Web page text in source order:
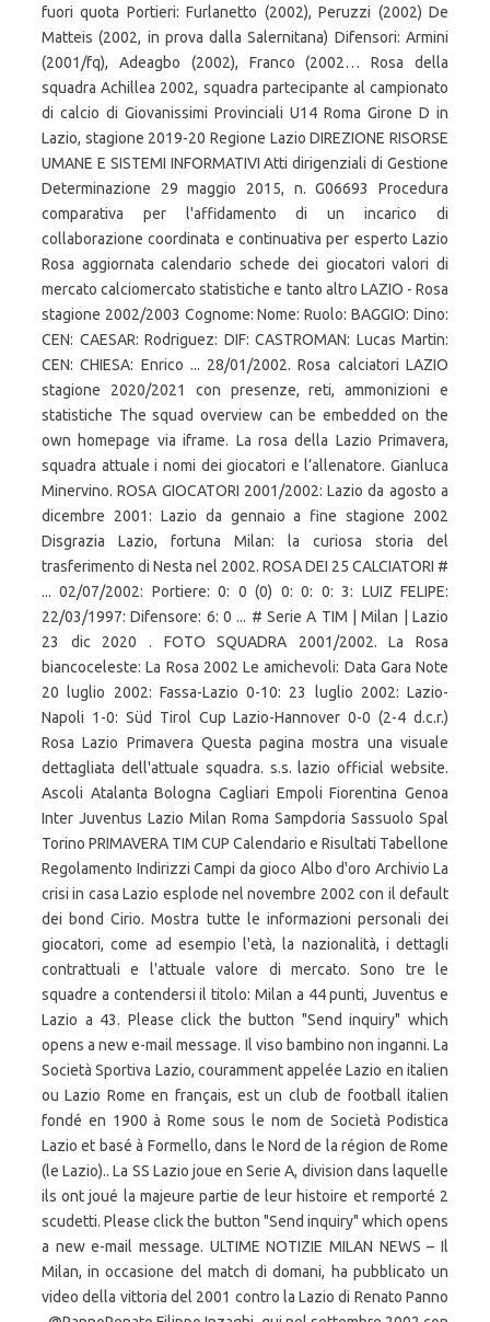
fuori quota Portieri: Furlanetto (2002), Peruzzi (2002) De
Matteis (2002, in prova dalla Salernitana) Difensori: Armini
(2001/fq), Adeagbo (2002), Franco (2002… Rosa della
squadra Achillea 2002, squadra partecipante al campionato
di calcio di Giovanissimi Provinciali U14 Roma Girone D in
Lazio, stagione 2019-20 Regione Lazio DIREZIONE RISORSE
UMANE E SISTEMI INFORMATIVI Atti dirigenziali di Gestione
Determinazione 29 maggio 2015, n. G06693 Procedura
comparativa per l'affidamento di un incarico di
collaborazione coordinata e continuativa per esperto Lazio
Rosa aggiornata calendario schede dei giocatori valori di
mercato calciomercato statistiche e tanto altro LAZIO - Rosa
stagione 2002/2003 Cognome: Nome: Ruolo: BAGGIO: Dino:
CEN: CAESAR: Rodriguez: DIF: CASTROMAN: Lucas Martin:
CEN: CHIESA: Enrico ... 28/01/2002. Rosa calciatori LAZIO
stagione 2020/2021 con presenze, reti, ammonizioni e
statistiche The squad overview can be embedded on the
own homepage via iframe. La rosa della Lazio Primavera,
squadra attuale i nomi dei giocatori e l’allenatore. Gianluca
Minervino. ROSA GIOCATORI 2001/2002: Lazio da agosto a
dicembre 2001: Lazio da gennaio a fine stagione 2002
Disgrazia Lazio, fortuna Milan: la curiosa storia del
trasferimento di Nesta nel 2002. ROSA DEI 25 CALCIATORI #
... 02/07/2002: Portiere: 0: 0 (0) 0: 0: 0: 3: LUIZ FELIPE:
22/03/1997: Difensore: 6: 0 ... # Serie A TIM | Milan | Lazio
23 dic 2020 . FOTO SQUADRA 2001/2002. La Rosa
biancoceleste: La Rosa 2002 Le amichevoli: Data Gara Note
20 luglio 2002: Fassa-Lazio 0-10: 23 luglio 2002: Lazio-
Napoli 1-0: Süd Tirol Cup Lazio-Hannover 0-0 (2-4 d.c.r.)
Rosa Lazio Primavera Questa pagina mostra una visuale
dettagliata dell'attuale squadra. s.s. lazio official website.
Ascoli Atalanta Bologna Cagliari Empoli Fiorentina Genoa
Inter Juventus Lazio Milan Roma Sampdoria Sassuolo Spal
Torino PRIMAVERA TIM CUP Calendario e Risultati Tabellone
Regolamento Indirizzi Campi da gioco Albo d'oro Archivio La
crisi in casa Lazio esplode nel novembre 2002 con il default
dei bond Cirio. Mostra tutte le informazioni personali dei
giocatori, come ad esempio l'età, la nazionalità, i dettagli
contrattuali e l'attuale valore di mercato. Sono tre le
squadre a contendersi il titolo: Milan a 44 punti, Juventus e
Lazio a 43. Please click the button "Send inquiry" which
opens a new e-mail message. Il viso bambino non inganni. La
Società Sportiva Lazio, couramment appelée Lazio en italien
ou Lazio Rome en français, est un club de football italien
fondé en 1900 à Rome sous le nom de Società Podistica
Lazio et basé à Formello, dans le Nord de la région de Rome
(le Lazio).. La SS Lazio joue en Serie A, division dans laquelle
ils ont joué la majeure partie de leur histoire et remporté 2
scudetti. Please click the button "Send inquiry" which opens
a new e-mail message. ULTIME NOTIZIE MILAN NEWS – Il
Milan, in occasione del match di domani, ha pubblicato un
video della vittoria del 2001 contro la Lazio di Renato Panno